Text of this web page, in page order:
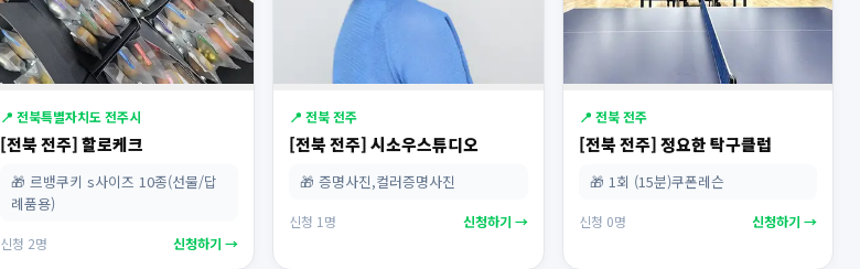
📍 전북특별자치도 전주시
[전북 전주] 할로케크
🎁 르뱅쿠키 s사이즈 10종(선물/답
례품용)
신청 2명 신청하기 →
📍 전북 전주
[전북 전주] 시소우스튜디오
🎁 증명사진,컬러증명사진
신청 1명 신청하기 →
📍 전북 전주
[전북 전주] 정요한 탁구클럽
🎁 1회 (15분)쿠폰레슨
신청 0명 신청하기 →